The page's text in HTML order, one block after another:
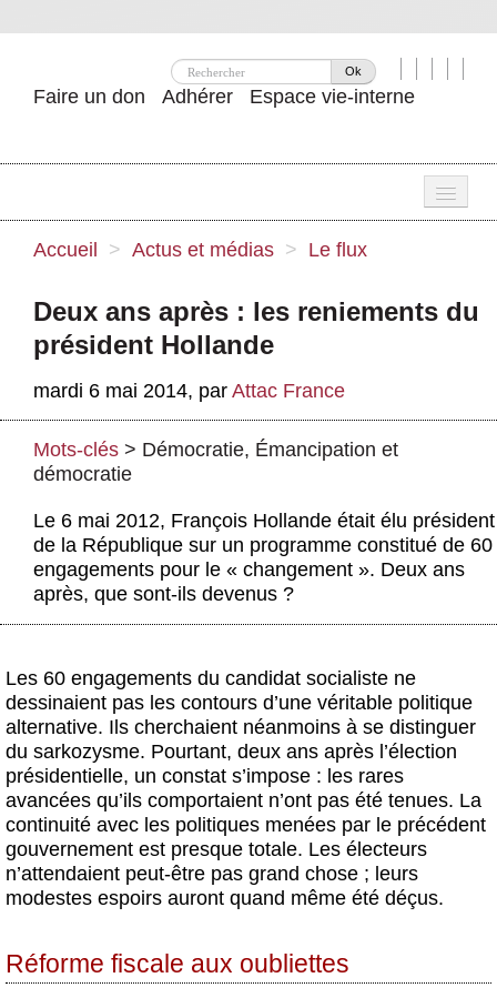
Ok
Faire un don Adhérer Espace vie-interne
Nos idées
Publications
Agenda
Actus et médias
Boutique
Accueil > Actus et médias > Le flux
Deux ans après : les reniements du
président Hollande
mardi 6 mai 2014, par Attac France
Mots-clés > Démocratie, Émancipation et
démocratie
Le 6 mai 2012, François Hollande était élu président
de la République sur un programme constitué de 60
engagements pour le « changement ». Deux ans
après, que sont-ils devenus ?
Les 60 engagements du candidat socialiste ne
dessinaient pas les contours d’une véritable politique
alternative. Ils cherchaient néanmoins à se distinguer
du sarkozysme. Pourtant, deux ans après l’élection
présidentielle, un constat s’impose : les rares
avancées qu’ils comportaient n’ont pas été tenues. La
continuité avec les politiques menées par le précédent
gouvernement est presque totale. Les électeurs
n’attendaient peut-être pas grand chose ; leurs
modestes espoirs auront quand même été déçus.
Réforme fiscale aux oubliettes